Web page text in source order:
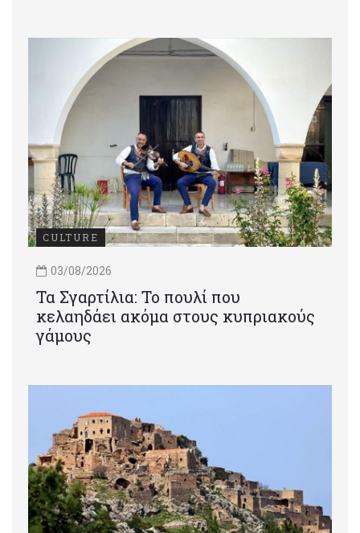
CULTURE
03/08/2026
Τα Σγαρτίλια: Το πουλί που
κελαηδάει ακόμα στους κυπριακούς
γάμους